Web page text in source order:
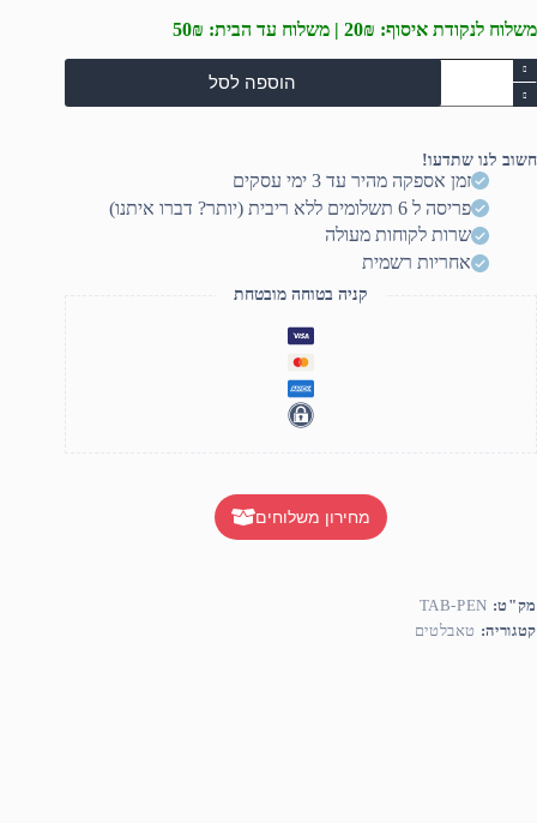
משלוח לנקודת איסוף: 20₪ | משלוח עד הבית: 50₪
כמות
של
עט
UNIVERSAL
BLUETOOTH
הוספה לסל
חשוב לנו שתדעו!
זמן אספקה מהיר עד 3 ימי עסקים
פריסה ל 6 תשלומים ללא ריבית (יותר? דברו איתנו)
שרות לקוחות מעולה
אחריות רשמית
קניה בטוחה מובטחת
מחירון משלוחים
מק"ט: TAB-PEN
קטגוריה: טאבלטים